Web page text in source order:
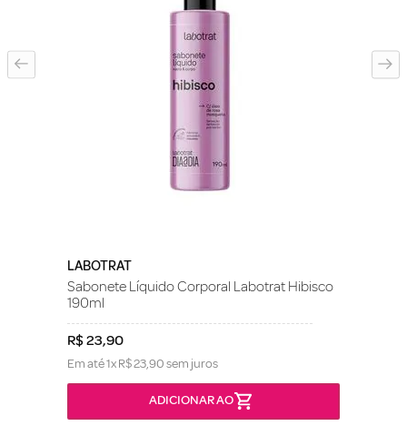
LABOTRAT
Sabonete Líquido Corporal Labotrat Hibisco
190ml
R$23,90
Em até1xR$23,90sem juros
ADICIONAR AO